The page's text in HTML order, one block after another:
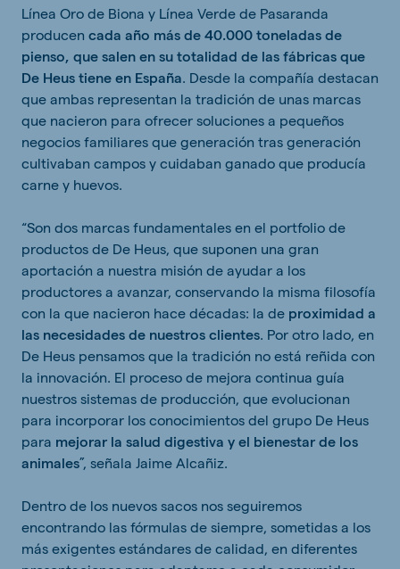
Línea Oro de Biona y Línea Verde de Pasaranda
producen cada año más de 40.000 toneladas de
pienso, que salen en su totalidad de las fábricas que
De Heus tiene en España. Desde la compañía destacan
que ambas representan la tradición de unas marcas
que nacieron para ofrecer soluciones a pequeños
negocios familiares que generación tras generación
cultivaban campos y cuidaban ganado que producía
carne y huevos.
“Son dos marcas fundamentales en el portfolio de
productos de De Heus, que suponen una gran
aportación a nuestra misión de ayudar a los
productores a avanzar, conservando la misma filosofía
con la que nacieron hace décadas: la de proximidad a
las necesidades de nuestros clientes. Por otro lado, en
De Heus pensamos que la tradición no está reñida con
la innovación. El proceso de mejora continua guía
nuestros sistemas de producción, que evolucionan
para incorporar los conocimientos del grupo De Heus
para mejorar la salud digestiva y el bienestar de los
animales”, señala Jaime Alcañiz.
Dentro de los nuevos sacos nos seguiremos
encontrando las fórmulas de siempre, sometidas a los
más exigentes estándares de calidad, en diferentes